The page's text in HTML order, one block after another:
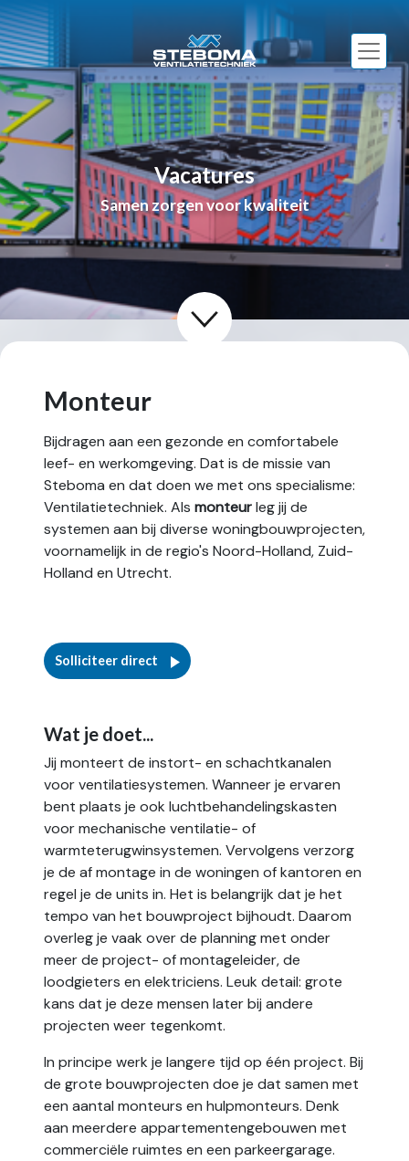
Vacatures
Samen zorgen voor kwaliteit
Monteur
Bijdragen aan een gezonde en comfortabele
leef- en werkomgeving. Dat is de missie van
Steboma en dat doen we met ons specialisme:
Ventilatietechniek. Als monteurleg jij de
systemen aan bij diverse woningbouwprojecten,
voornamelijk in de regio's Noord-Holland, Zuid-
Holland en Utrecht.
Solliciteer direct
Wat je doet...
Jij monteert de instort- en schachtkanalen
voor ventilatiesystemen. Wanneer je ervaren
bent plaats je ook luchtbehandelingskasten
voor mechanische ventilatie- of
warmteterugwinsystemen. Vervolgens verzorg
je de af montage in de woningen of kantoren en
regel je de units in. Het is belangrijk dat je het
tempo van het bouwproject bijhoudt. Daarom
overleg je vaak over de planning met onder
meer de project- of montageleider, de
loodgieters en elektriciens. Leuk detail: grote
kans dat je deze mensen later bij andere
projecten weer tegenkomt.
In principe werk je langere tijd op één project. Bij
de grote bouwprojecten doe je dat samen met
een aantal monteurs en hulpmonteurs. Denk
aan meerdere appartementengebouwen met
commerciële ruimtes en een parkeergarage.